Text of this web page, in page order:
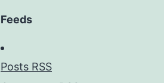
Feeds
Posts RSS